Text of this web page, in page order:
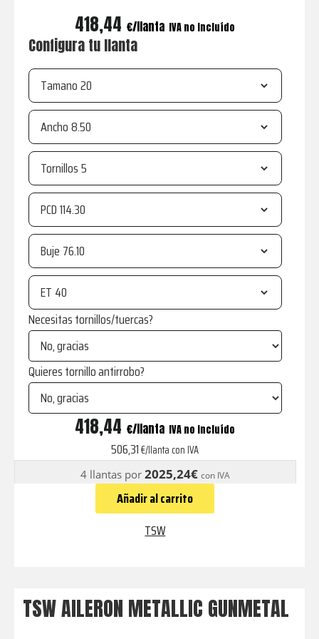
418,44 € IVA no incluído
Configura tu llanta
Tamano
Ancho
Tornillos
PCD
Buje
ET
Necesitas tornillos/tuercas?
Quieres tornillo antirrobo?
GUNMETAL
cantidad
418,44 € IVA no incluído
506,31€/llanta con IVA
4 llantas por 2025,24€ con IVA
Añadir al carrito
TSW
TSW AILERON METALLIC GUNMETAL